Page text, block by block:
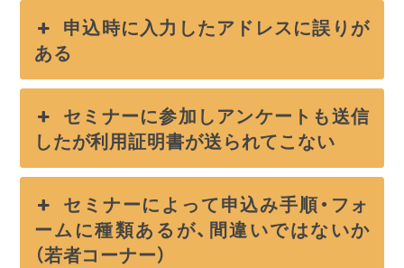
申込時に入力したアドレスに誤りが
ある
セミナーに参加しアンケートも送信
したが利用証明書が送られてこない
セミナーによって申込み手順・フォ
ームに種類あるが、間違いではないか
（若者コーナー）